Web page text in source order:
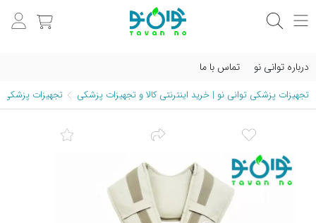
درباره توانی نو تماس با ما
تجهیزات پزشکی توانی نو | خرید اینترنتی کالا و تجهیزات پزشکی تجهیزات پزشکی